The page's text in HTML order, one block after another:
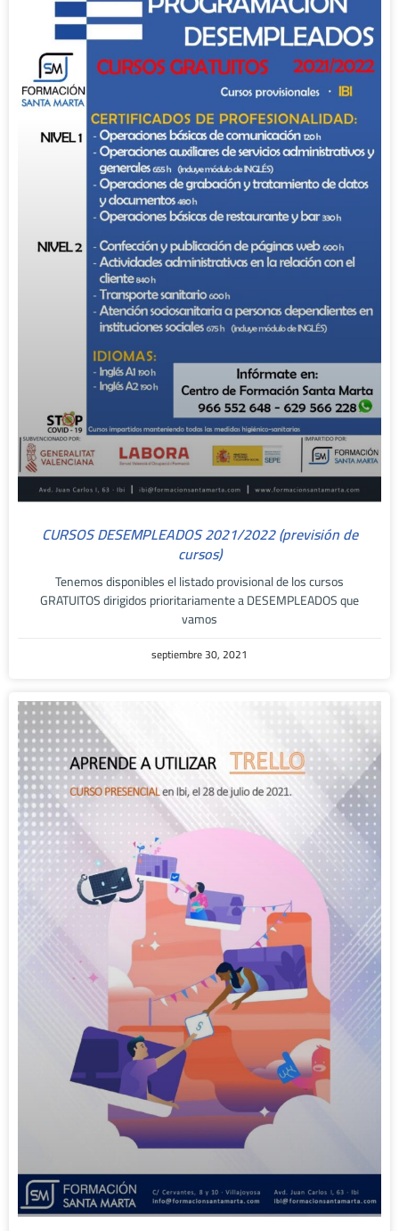
CURSOS DESEMPLEADOS 2021/2022 (previsión de
cursos)
Tenemos disponibles el listado provisional de los cursos
GRATUITOS dirigidos prioritariamente a DESEMPLEADOS que
vamos
septiembre 30, 2021